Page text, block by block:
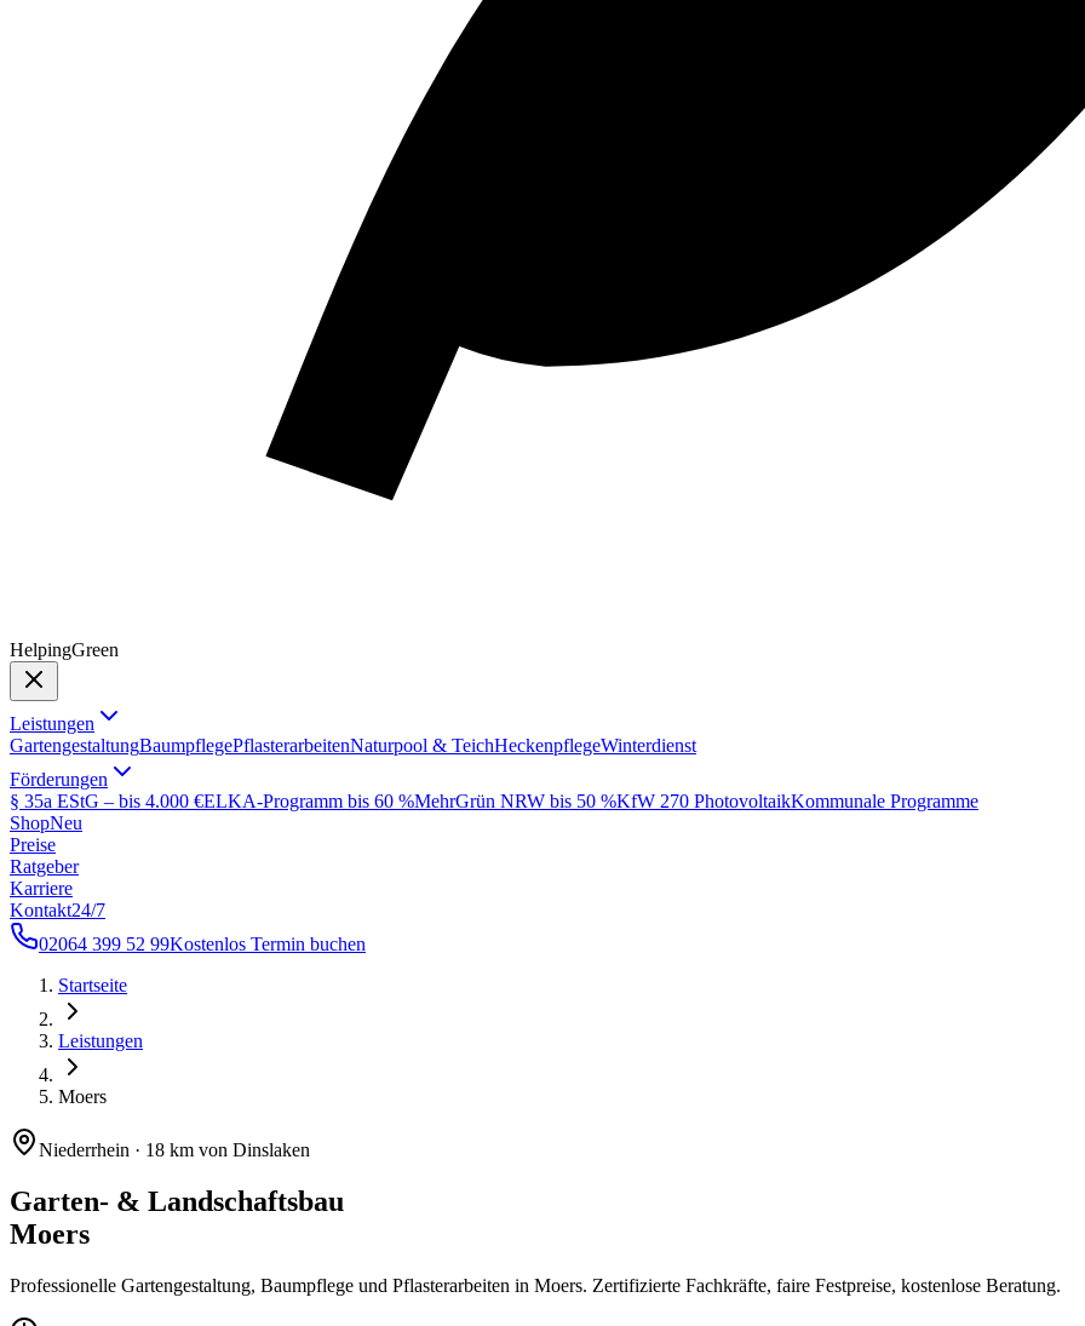
HelpingGreen
Leistungen
GartengestaltungBaumpflegePflasterarbeitenNaturpool & TeichHeckenpflegeWinterdienst
Förderungen
§ 35a EStG – bis 4.000 €ELKA-Programm bis 60 %MehrGrün NRW bis 50 %KfW 270 PhotovoltaikKommunale Programme
ShopNeu
Preise
Ratgeber
Karriere
Kontakt24/7
02064 399 52 99Kostenlos Termin buchen
Startseite
Leistungen
Moers
Niederrhein · 18 km von Dinslaken
Garten- & Landschaftsbau
Moers
Professionelle Gartengestaltung, Baumpflege und Pflasterarbeiten in Moers. Zertifizierte Fachkräfte, faire Festpreise, kostenlose Beratung.